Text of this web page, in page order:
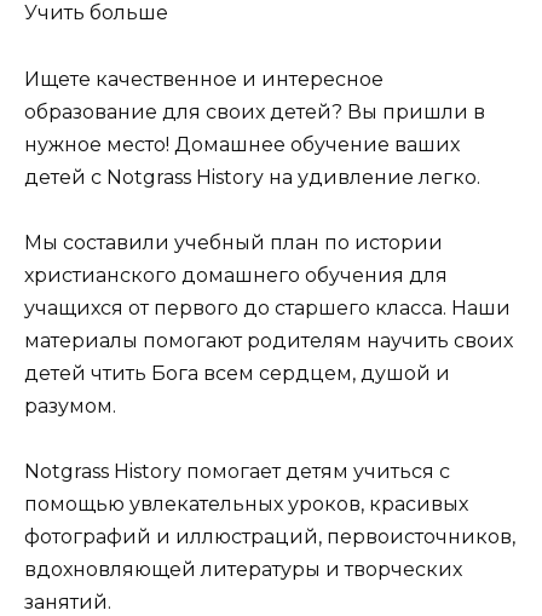
Учить больше
Ищете качественное и интересное
образование для своих детей? Вы пришли в
нужное место! Домашнее обучение ваших
детей с Notgrass History на удивление легко.
Мы составили учебный план по истории
христианского домашнего обучения для
учащихся от первого до старшего класса. Наши
материалы помогают родителям научить своих
детей чтить Бога всем сердцем, душой и
разумом.
Notgrass History помогает детям учиться с
помощью увлекательных уроков, красивых
фотографий и иллюстраций, первоисточников,
вдохновляющей литературы и творческих
занятий.